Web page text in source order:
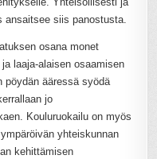
ansaitsee siis panostusta.
osana monet
laaja-alaisen osaamisen
pöydän ääressä syödä
jo
Kouluruokailu on myös
yhteiskunnan
kehittämisen